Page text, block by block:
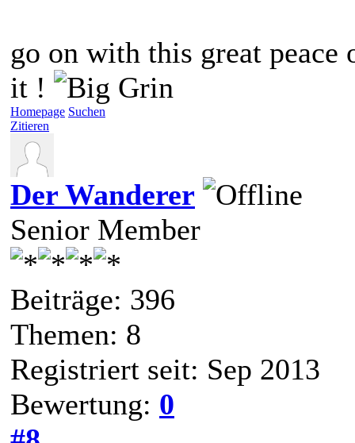
go on with this great
it !
Homepage Suchen
Zitieren
Der Wanderer
Senior Member
Beiträge: 396
Themen: 8
Registriert seit: Sep 2013
Bewertung: 0